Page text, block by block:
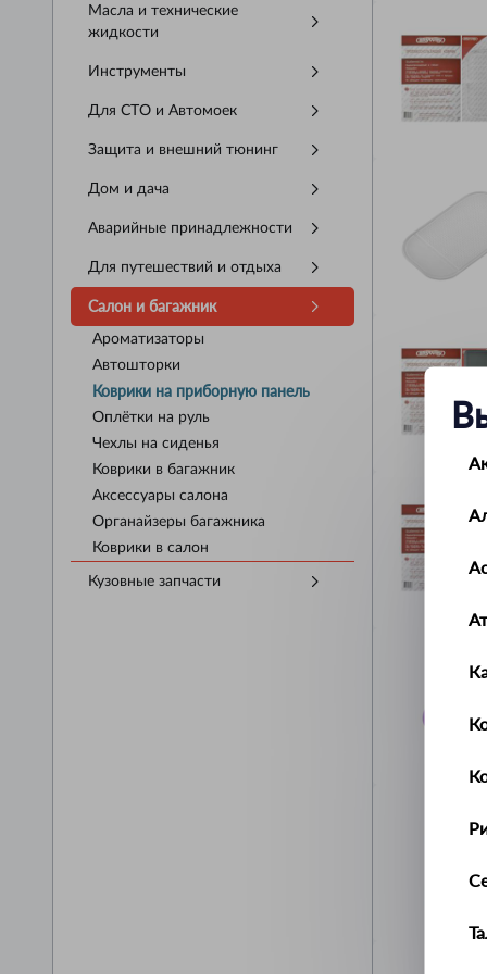
Масла и технические
жидкости
Инструменты
Для СТО и Автомоек
Защита и внешний тюнинг
Дом и дача
Аварийные принадлежности
Для путешествий и отдыха
Салон и багажник
Ароматизаторы
Автошторки
Коврики на приборную панель
Оплётки на руль
Чехлы на сиденья
Коврики в багажник
Аксессуары салона
Органайзеры багажника
Коврики в салон
Кузовные запчасти